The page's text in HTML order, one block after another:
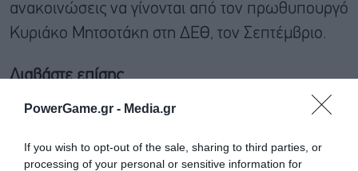
PowerGame.gr - Media.gr
If you wish to opt-out of the sale, sharing to third parties, or
processing of your personal or sensitive information for
ανακοινώσεις να γίνονται από τον πρωθυπουργό
Κυριάκο Μητσοτάκη στη ΔΕΘ, τον Σεπτέμβριο.
Διαβάστε επίσης
Επίδομα παιδιού Α21: Πότε πληρώνεται η τρίτη
δόση – Ποιοι κόβονται